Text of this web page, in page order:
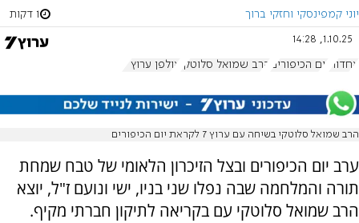
יוני קמפינסקי וחזקי ברוך 1 דקות
1.10.25, 14:28
אחדות יום הכיפורים הרב שמואל סלוטקי אולפן ערוץ 7
הרב שמואל סלוטקי בשיחה עם ערוץ 7 לקראת יום הכיפורים
ערב יום הכיפורים ובצל הזיכרון הלאומי של טבח שמחת
תורה והמלחמה שבה נפלו שני בניו, ישי ונועם ז"ל, יוצא
הרב שמואל סלוטקי עם בקריאה לתיקון חברתי מקיף.